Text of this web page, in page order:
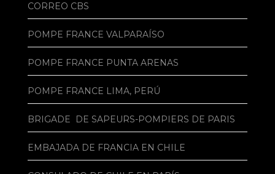
CORREO CBS
POMPE FRANCE VALPARAÍSO
POMPE FRANCE PUNTA ARENAS
POMPE FRANCE LIMA, PERÚ
BRIGADE DE SAPEURS-POMPIERS DE PARIS
EMBAJADA DE FRANCIA EN CHILE